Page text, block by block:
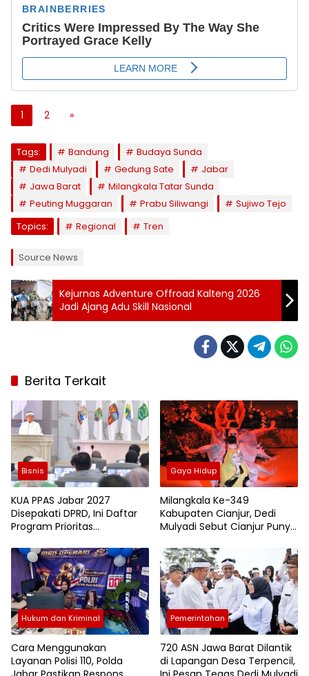
1 2 »
Tags: Bandung
Budaya Sunda
Dedi Mulyadi
Gedung Sate
Jabar
Jawa Barat
Milangkala Tatar Sunda
Peuting Muggaran
Prabu Siliwangi
Sujiwo Tejo
Topics:
Regional Tren
Source News
Kejurnas Adventure Offroad Kalteng 2026
Jadi Ajang Adu Skill Nasional
Berita Terkait
Bisnis
KUA PPAS Jabar 2027
Disepakati DPRD, Ini Daftar
Program Prioritas
Gaya Hidup
Milangkala Ke-349
Kabupaten Cianjur, Dedi
Mulyadi Sebut Cianjur Punya
Pembangunan yang
Disiapkan
Hukum dan Kriminal
Cara Menggunakan
Layanan Polisi 110, Polda
Pemerintahan
720 ASN Jawa Barat Dilantik
di Lapangan Desa Terpencil,